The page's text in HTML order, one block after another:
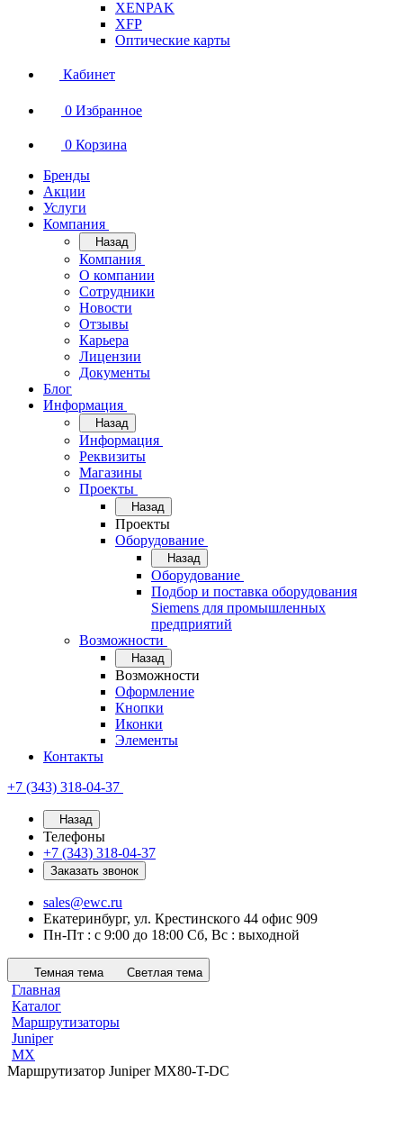
XENPAK
XFP
Оптические карты
Кабинет
0 Избранное
0 Корзина
Бренды
Акции
Услуги
Компания
Назад
Компания
О компании
Сотрудники
Новости
Отзывы
Карьера
Лицензии
Документы
Блог
Информация
Назад
Информация
Реквизиты
Магазины
Проекты
Назад
Проекты
Оборудование
Назад
Оборудование
Подбор и поставка оборудования
Siemens для промышленных
предприятий
Возможности
Назад
Возможности
Оформление
Кнопки
Иконки
Элементы
Контакты
+7 (343) 318-04-37
Назад
Телефоны
+7 (343) 318-04-37
Заказать звонок
sales@ewc.ru
Екатеринбург, ул. Крестинского 44 офис 909
Пн-Пт : с 9:00 до 18:00 Сб, Вс : выходной
Темная тема Светлая тема
Главная
Каталог
Маршрутизаторы
Juniper
MX
Маршрутизатор Juniper MX80-T-DC